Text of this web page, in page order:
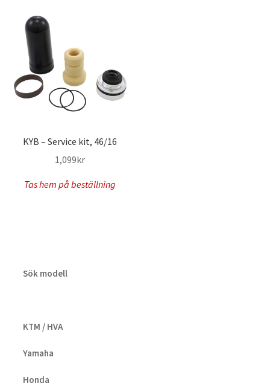
KYB – Service kit, 46/16
1,099kr
Tas hem på beställning
Sök modell
KTM / HVA
Yamaha
Honda